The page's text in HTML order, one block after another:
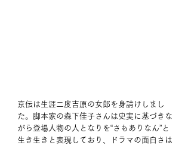
京伝は生涯二度吉原の女郎を身請けしまし
た。脚本家の森下佳子さんは史実に基づきな
がら登場人物の人となりを“さもありなん”と
生き生きと表現しており、ドラマの面白さは